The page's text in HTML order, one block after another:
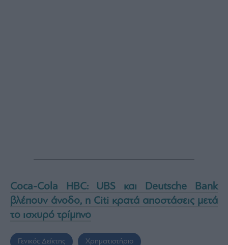
Coca-Cola HBC: UBS και Deutsche Bank
βλέπουν άνοδο, η Citi κρατά αποστάσεις μετά
το ισχυρό τρίμηνο
Γενικός Δείκτης Χρηματιστήριο